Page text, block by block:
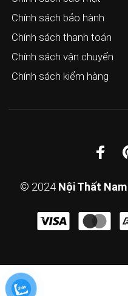
Chính sách bảo hành
Chính sách thanh toán
Chính sách vận chuyển
Chính sách kiểm hàng
© 2024 Nội Thất